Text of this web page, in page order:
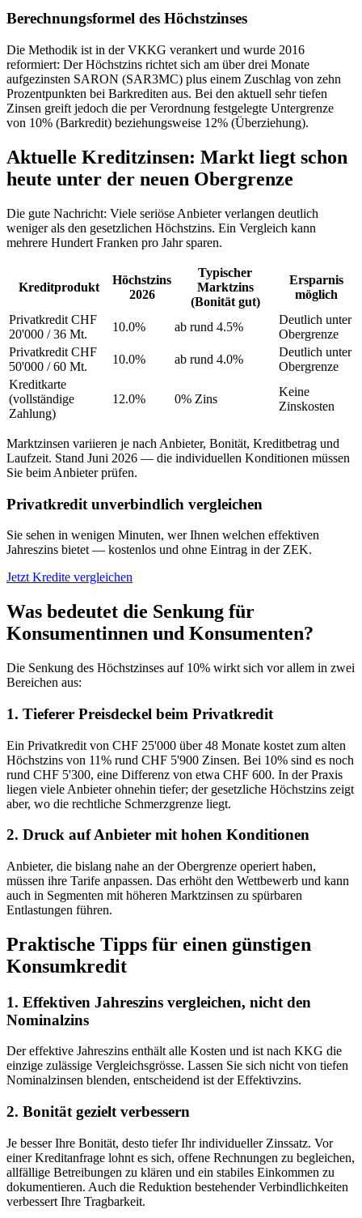
Berechnungsformel des Höchstzinses
Die Methodik ist in der VKKG verankert und wurde 2016
reformiert: Der Höchstzins richtet sich am über drei Monate
aufgezinsten SARON (SAR3MC) plus einem Zuschlag von zehn
Prozentpunkten bei Barkrediten aus. Bei den aktuell sehr tiefen
Zinsen greift jedoch die per Verordnung festgelegte Untergrenze
von 10% (Barkredit) beziehungsweise 12% (Überziehung).
Aktuelle Kreditzinsen: Markt liegt schon
heute unter der neuen Obergrenze
Die gute Nachricht: Viele seriöse Anbieter verlangen deutlich
weniger als den gesetzlichen Höchstzins. Ein Vergleich kann
mehrere Hundert Franken pro Jahr sparen.
Kreditprodukt
Höchstzins
2026
Typischer
Marktzins
(Bonität gut)
Ersparnis
möglich
Privatkredit CHF
20'000 / 36 Mt.
10.0% ab rund 4.5%
Deutlich unter
Obergrenze
Privatkredit CHF
50'000 / 60 Mt.
10.0% ab rund 4.0%
Deutlich unter
Obergrenze
Kreditkarte
(vollständige
Zahlung)
12.0% 0% Zins
Keine
Zinskosten
Marktzinsen variieren je nach Anbieter, Bonität, Kreditbetrag und
Laufzeit. Stand Juni 2026 — die individuellen Konditionen müssen
Sie beim Anbieter prüfen.
Privatkredit unverbindlich vergleichen
Sie sehen in wenigen Minuten, wer Ihnen welchen effektiven
Jahreszins bietet — kostenlos und ohne Eintrag in der ZEK.
Jetzt Kredite vergleichen
Was bedeutet die Senkung für
Konsumentinnen und Konsumenten?
Die Senkung des Höchstzinses auf 10% wirkt sich vor allem in zwei
Bereichen aus:
1. Tieferer Preisdeckel beim Privatkredit
Ein Privatkredit von CHF 25'000 über 48 Monate kostet zum alten
Höchstzins von 11% rund CHF 5'900 Zinsen. Bei 10% sind es noch
rund CHF 5'300, eine Differenz von etwa CHF 600. In der Praxis
liegen viele Anbieter ohnehin tiefer; der gesetzliche Höchstzins zeigt
aber, wo die rechtliche Schmerzgrenze liegt.
2. Druck auf Anbieter mit hohen Konditionen
Anbieter, die bislang nahe an der Obergrenze operiert haben,
müssen ihre Tarife anpassen. Das erhöht den Wettbewerb und kann
auch in Segmenten mit höheren Marktzinsen zu spürbaren
Entlastungen führen.
Praktische Tipps für einen günstigen
Konsumkredit
1. Effektiven Jahreszins vergleichen, nicht den
Nominalzins
Der effektive Jahreszins enthält alle Kosten und ist nach KKG die
einzige zulässige Vergleichsgrösse. Lassen Sie sich nicht von tiefen
Nominalzinsen blenden, entscheidend ist der Effektivzins.
2. Bonität gezielt verbessern
Je besser Ihre Bonität, desto tiefer Ihr individueller Zinssatz. Vor
einer Kreditanfrage lohnt es sich, offene Rechnungen zu begleichen,
allfällige Betreibungen zu klären und ein stabiles Einkommen zu
dokumentieren. Auch die Reduktion bestehender Verbindlichkeiten
verbessert Ihre Tragbarkeit.